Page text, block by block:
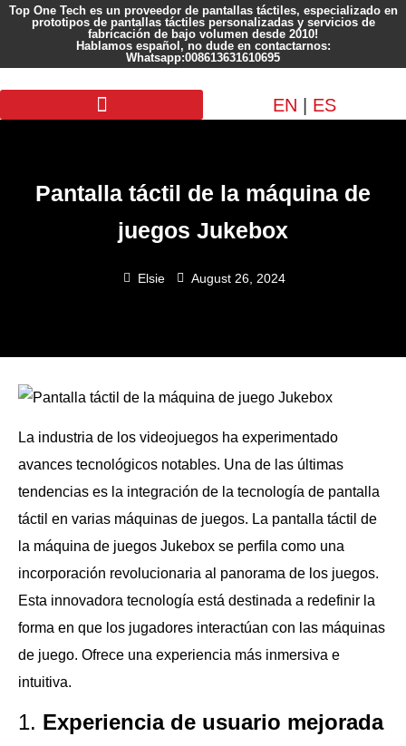
Top One Tech es un proveedor de pantallas táctiles, especializado en
prototipos de pantallas táctiles personalizadas y servicios de
fabricación de bajo volumen desde 2010!
Hablamos español, no dude en contactarnos:
Whatsapp:008613631610695
EN ES
Pantalla táctil de la máquina de
juegos Jukebox
Elsie August 26, 2024
La industria de los videojuegos ha experimentado
avances tecnológicos notables. Una de las últimas
tendencias es la integración de la tecnología de pantalla
táctil en varias máquinas de juegos. La pantalla táctil de
la máquina de juegos Jukebox se perfila como una
incorporación revolucionaria al panorama de los juegos.
Esta innovadora tecnología está destinada a redefinir la
forma en que los jugadores interactúan con las máquinas
de juego. Ofrece una experiencia más inmersiva e
intuitiva.
1. Experiencia de usuario mejorada